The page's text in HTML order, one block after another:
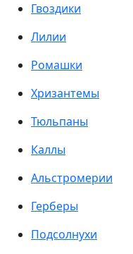
Гвоздики
Лилии
Ромашки
Хризантемы
Тюльпаны
Каллы
Альстромерии
Герберы
Подсолнухи